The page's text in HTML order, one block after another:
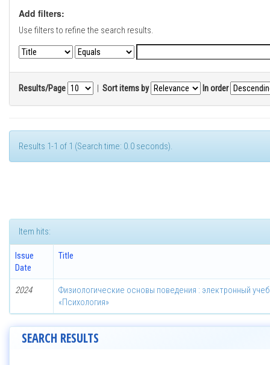
Add filters:
Use filters to refine the search results.
Results/Page | Sort items by In order
Results 1-1 of 1 (Search time: 0.0 seconds).
Item hits:
Issue
Date
Title
2024
Физиологические основы поведения : электронный
«Психология»
SEARCH RESULTS